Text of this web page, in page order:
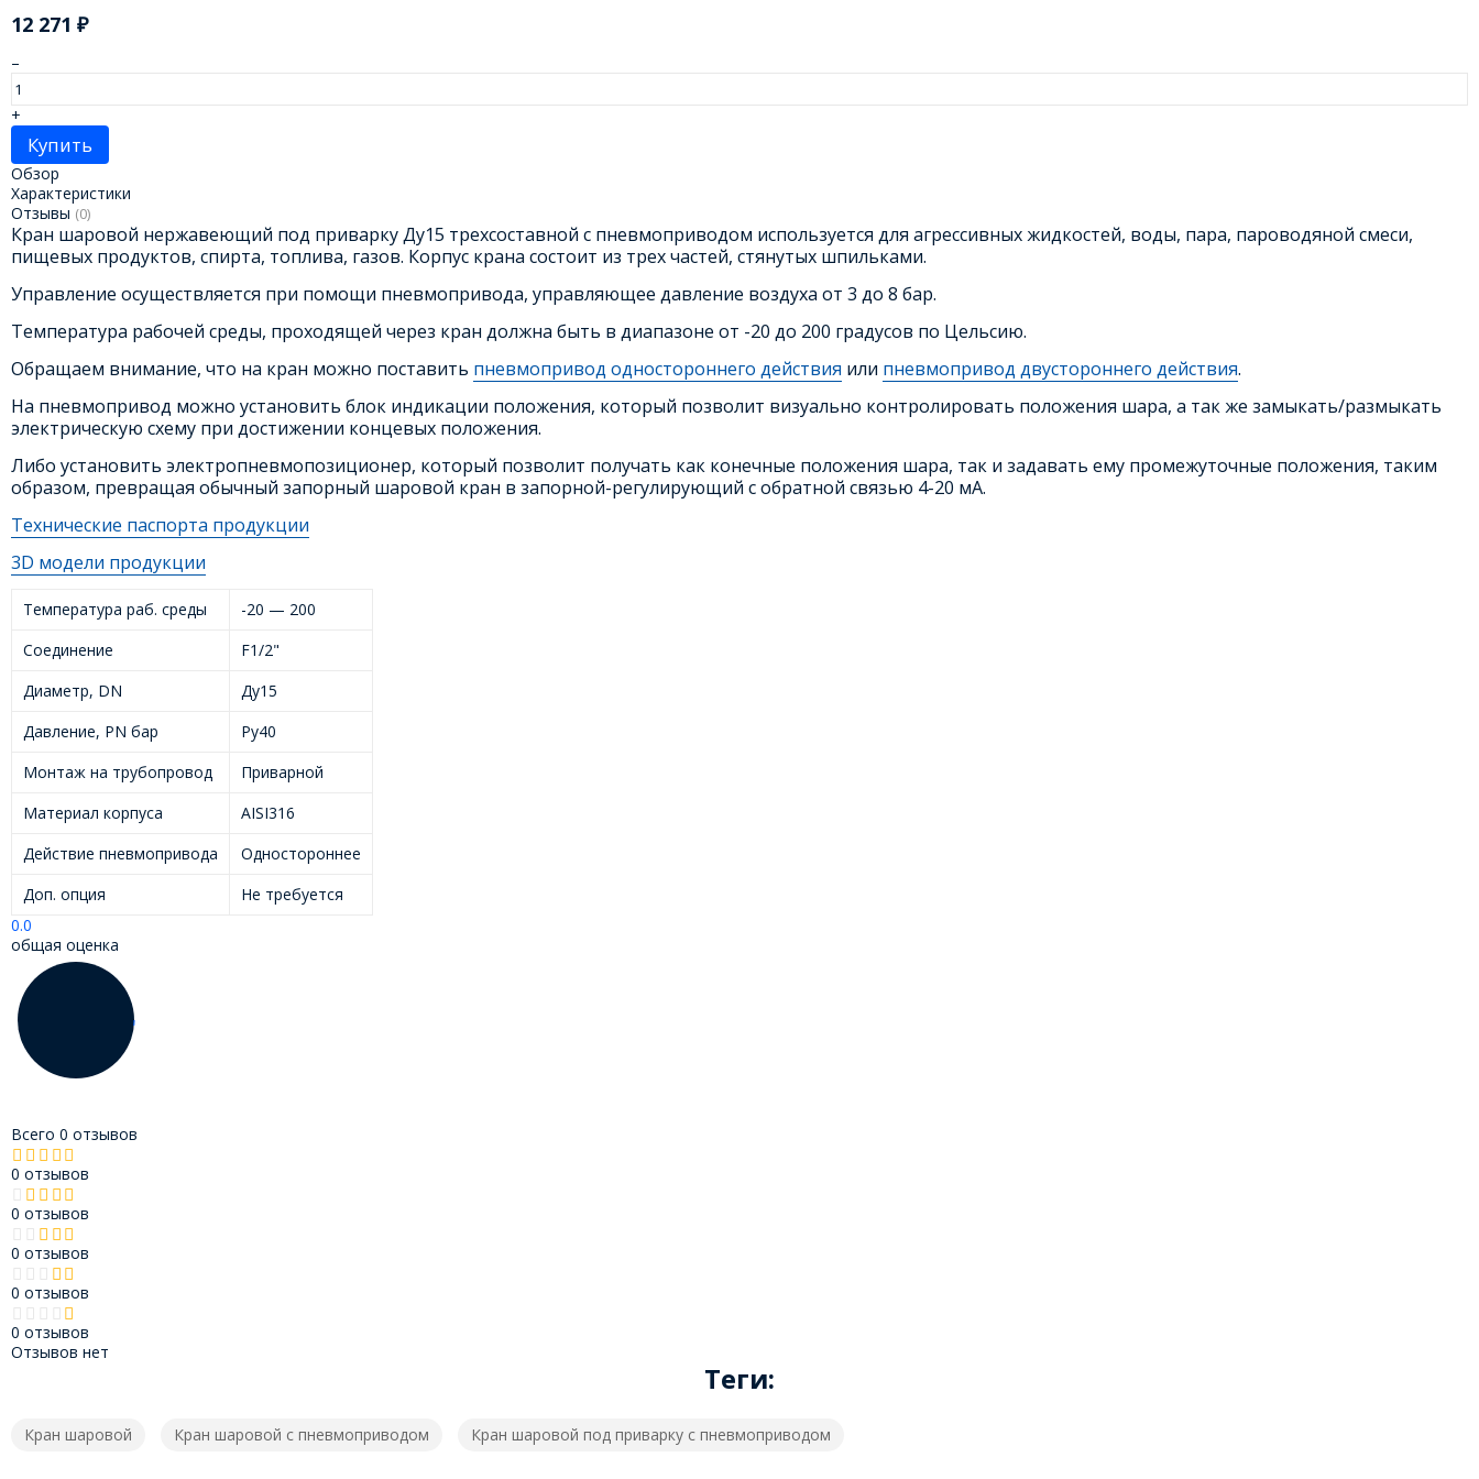
12 271 ₽
–
+
Купить
Обзор
Характеристики
Отзывы (0)
Кран шаровой нержавеющий под приварку Ду15 трехсоставной с пневмоприводом используется для агрессивных жидкостей, воды, пара, пароводяной смеси,
пищевых продуктов, спирта, топлива, газов. Корпус крана состоит из трех частей, стянутых шпильками.
Управление осуществляется при помощи пневмопривода, управляющее давление воздуха от 3 до 8 бар.
Температура рабочей среды, проходящей через кран должна быть в диапазоне от -20 до 200 градусов по Цельсию.
Обращаем внимание, что на кран можно поставить пневмопривод одностороннего действия или пневмопривод двустороннего действия.
На пневмопривод можно установить блок индикации положения, который позволит визуально контролировать положения шара, а так же замыкать/размыкать
электрическую схему при достижении концевых положения.
Либо установить электропневмопозиционер, который позволит получать как конечные положения шара, так и задавать ему промежуточные положения, таким
образом, превращая обычный запорный шаровой кран в запорной-регулирующий с обратной связью 4-20 мА.
Технические паспорта продукции
3D модели продукции
Температура раб. среды
-20 — 200
Соединение
F1/2"
Диаметр, DN
Ду15
Давление, PN бар
Ру40
Монтаж на трубопровод
Приварной
Материал корпуса
AISI316
Действие пневмопривода
Одностороннее
Доп. опция
Не требуется
0.0
общая оценка
Всего 0 отзывов
0 отзывов
0 отзывов
0 отзывов
0 отзывов
0 отзывов
Отзывов нет
Теги:
Кран шаровой Кран шаровой с пневмоприводом Кран шаровой под приварку с пневмоприводом